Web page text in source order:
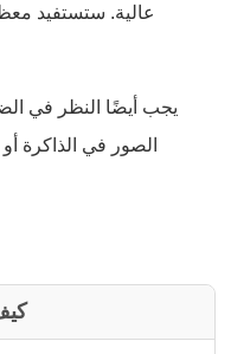
عالية. ستستفيد
يجب أيضًا النظر في
الصور في الذاكرة